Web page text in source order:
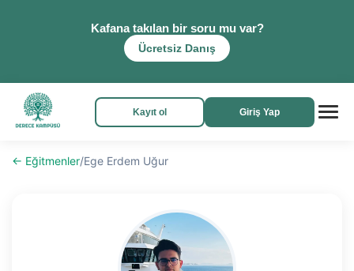
Kafana takılan bir soru mu var?
Ücretsiz Danış
Kayıt ol Giriş Yap
← Eğitmenler/Ege Erdem Uğur